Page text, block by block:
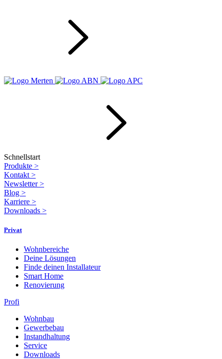
Schnellstart
Produkte >
Kontakt >
Newsletter>
Blog >
Karriere >
Downloads >
Privat
Wohnbereiche
Deine Lösungen
Finde deinen Installateur
Smart Home
Renovierung
Profi
Wohnbau
Gewerbebau
Instandhaltung
Service
Downloads